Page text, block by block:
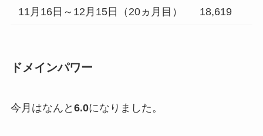
11月16日～12月15日（20ヵ月目） 18,619
ドメインパワー
今月はなんと 6.0になりました。